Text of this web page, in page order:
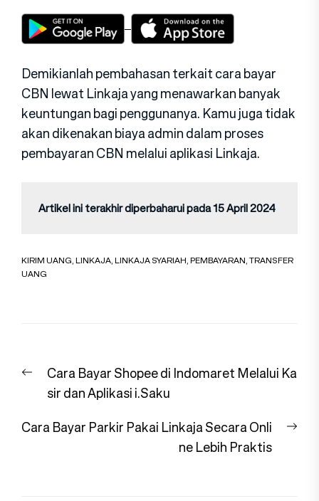
Demikianlah pembahasan terkait cara bayar
CBN lewat Linkaja yang menawarkan banyak
keuntungan bagi penggunanya. Kamu juga tidak
akan dikenakan biaya admin dalam proses
pembayaran CBN melalui aplikasi Linkaja.
Artikel ini terakhir diperbaharui pada 15 April 2024
KIRIM UANG,LINKAJA,LINKAJA SYARIAH,PEMBAYARAN,TRANSFER
UANG
pos
Previous
post:
Cara Bayar Shopee di Indomaret Melalui Ka
sir dan Aplikasi i.Saku
Cara Bayar Parkir Pakai Linkaja Secara Onli
ne Lebih Praktis